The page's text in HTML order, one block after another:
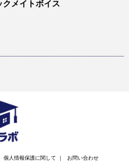
メイトボイス
個人情報保護に関して ｜ お問い合わせ